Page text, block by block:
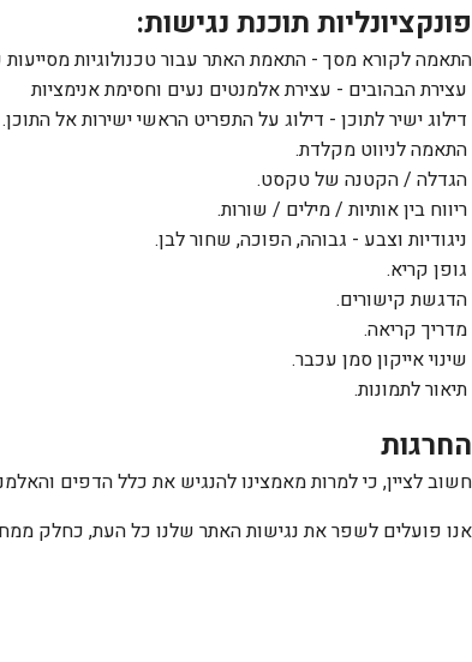
פונקציונליות תוכנת נגישות:
התאמה לקורא מסך - התאמת האתר עבור טכנולוגיות מסייעות
עצירת הבהובים - עצירת אלמנטים נעים וחסימת אנימציות
דילוג ישיר לתוכן - דילוג על התפריט הראשי ישירות אל התוכן.
התאמה לניווט מקלדת.
הגדלה / הקטנה של טקסט.
ריווח בין אותיות / מילים / שורות.
ניגודיות וצבע - גבוהה, הפוכה, שחור לבן.
גופן קריא.
הדגשת קישורים.
מדריך קריאה.
שינוי אייקון סמן עכבר.
תיאור לתמונות.
החרגות
חשוב לציין, כי למרות מאמצינו להנגיש את כלל הדפים
אנו פועלים לשפר את נגישות האתר שלנו כל העת, כחלק